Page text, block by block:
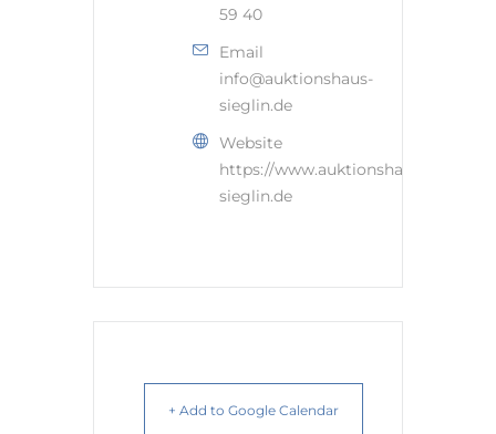
59 40
Email
info@auktionshaus-
sieglin.de
Website
https://www.auktionshaus-
sieglin.de
+ Add to Google Calendar